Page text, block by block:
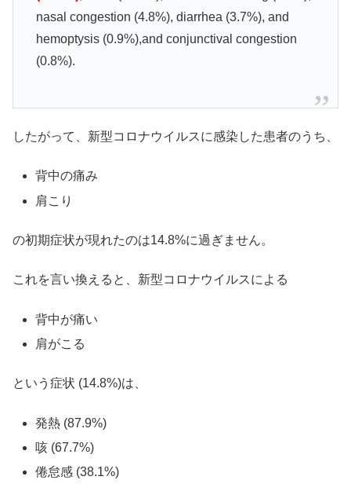
nasal congestion (4.8%), diarrhea (3.7%), and
hemoptysis (0.9%),and conjunctival congestion
(0.8%).
したがって、新型コロナウイルスに感染した患者のうち、
背中の痛み
肩こり
の初期症状が現れたのは14.8%に過ぎません。
これを言い換えると、新型コロナウイルスによる
背中が痛い
肩がこる
という症状 (14.8%)は、
発熱 (87.9%)
咳 (67.7%)
倦怠感 (38.1%)